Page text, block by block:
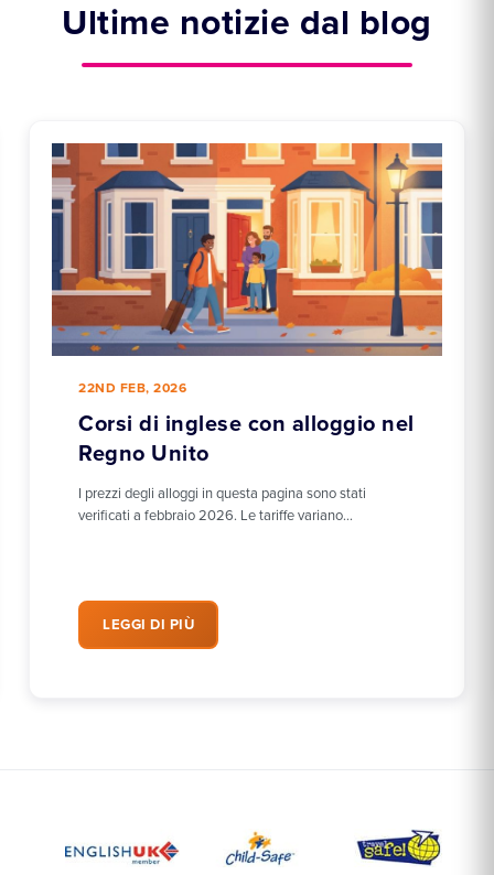
Ultime notizie dal blog
22ND FEB, 2026
Corsi di inglese con alloggio nel
Regno Unito
I prezzi degli alloggi in questa pagina sono stati
verificati a febbraio 2026. Le tariffe variano…
LEGGI DI PIÙ